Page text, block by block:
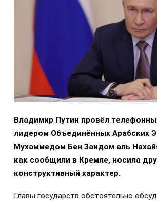
Владимир Путин провёл
лидером Объединённых Арабских
Мухаммедом Бен Заидом аль
как сообщили в Кремле, носила
конструктивный характер.
Главы государств обстоятельно